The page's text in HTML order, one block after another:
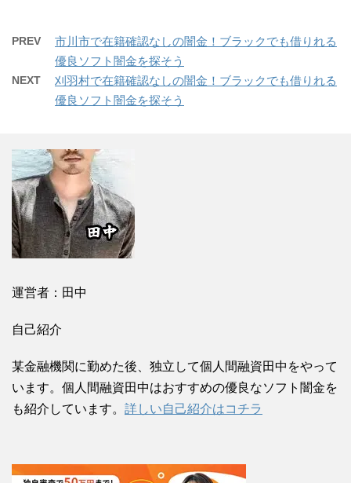
PREV
市川市で在籍確認なしの闇金！ブラックでも借りれる
優良ソフト闇金を探そう
NEXT
刈羽村で在籍確認なしの闇金！ブラックでも借りれる
優良ソフト闇金を探そう
運営者：田中
自己紹介
某金融機関に勤めた後、独立して個人間融資田中をやって
います。個人間融資田中はおすすめの優良なソフト闇金を
も紹介しています。 詳しい自己紹介はコチラ